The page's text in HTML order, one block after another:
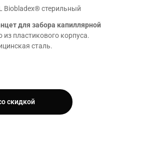
Biobladex® стерильный
для забора капиллярной
пластикового корпуса.
сталь.
скидкой